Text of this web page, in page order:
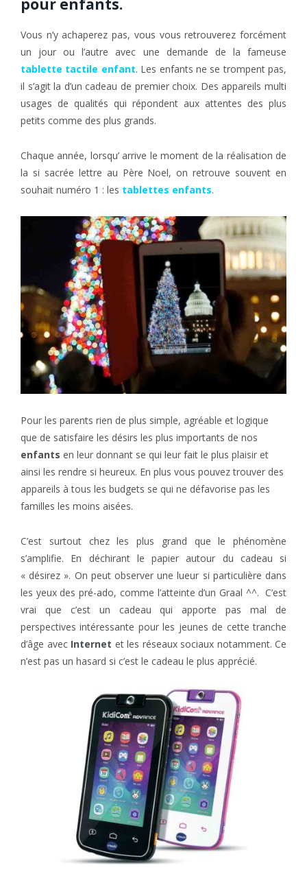
pour enfants.
Vous n’y achaperez pas, vous vous retrouverez forcément
un jour ou l’autre avec une demande de la fameuse
tablette tactile enfant. Les enfants ne se trompent pas,
il s’agit la d’un cadeau de premier choix. Des appareils multi
usages de qualités qui répondent aux attentes des plus
petits comme des plus grands.
Chaque année, lorsqu’ arrive le moment de la réalisation de
la si sacrée lettre au Père Noel, on retrouve souvent en
souhait numéro 1 : les tablettes enfants.
Pour les parents rien de plus simple, agréable et logique
que de satisfaire les désirs les plus importants de nos
enfants en leur donnant se qui leur fait le plus plaisir et
ainsi les rendre si heureux. En plus vous pouvez trouver des
appareils à tous les budgets se qui ne défavorise pas les
familles les moins aisées.
C’est surtout chez les plus grand que le phénomène
s’amplifie. En déchirant le papier autour du cadeau si
« désirez ». On peut observer une lueur si particulière dans
les yeux des pré-ado, comme l’atteinte d’un Graal ^^. C’est
vrai que c’est un cadeau qui apporte pas mal de
perspectives intéressante pour les jeunes de cette tranche
d’âge avec Internet et les réseaux sociaux notamment. Ce
n’est pas un hasard si c’est le cadeau le plus apprécié.